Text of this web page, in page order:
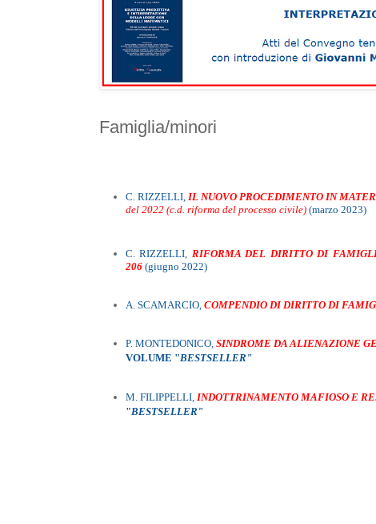
Famiglia/minori
C. RIZZELLI, IL NUOVO PROCEDIMENTO IN
del 2022 (c.d. riforma del processo civile) (marzo 2023)
C. RIZZELLI, RIFORMA DEL DIRITTO DI
206 (giugno 2022)
A. SCAMARCIO, COMPENDIO DI DIRITTO DI
P. MONTEDONICO, SINDROME DA ALIENAZIONE
VOLUME "BESTSELLER"
M. FILIPPELLI, INDOTTRINAMENTO MAFIOSO E
"BESTSELLER"